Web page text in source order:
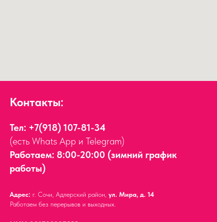
Контакты:
Тел: +7(918) 107-81-34
(есть Whats App и Telegram)
Работаем: 8:00-20:00 (зимний график
работы)
Адрес: г. Сочи, Адлерский район, ул. Мира, д. 14
Работаем без перерывов и выходных.